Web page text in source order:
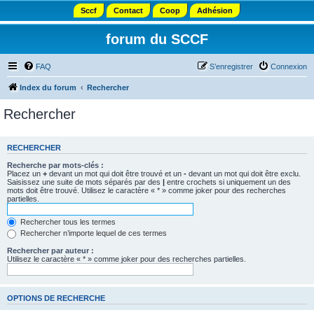
Sccf Contact Coop Adhésion
forum du SCCF
FAQ Connexion
S’enregistrer
Index du forum Rechercher
Rechercher
RECHERCHER
Recherche par mots-clés :
Placez un + devant un mot qui doit être trouvé et un - devant un mot qui doit être exclu.
Saisissez une suite de mots séparés par des | entre crochets si uniquement un des
mots doit être trouvé. Utilisez le caractère « * » comme joker pour des recherches
partielles.
Rechercher tous les termes
Rechercher n’importe lequel de ces termes
Rechercher par auteur :
Utilisez le caractère « * » comme joker pour des recherches partielles.
OPTIONS DE RECHERCHE